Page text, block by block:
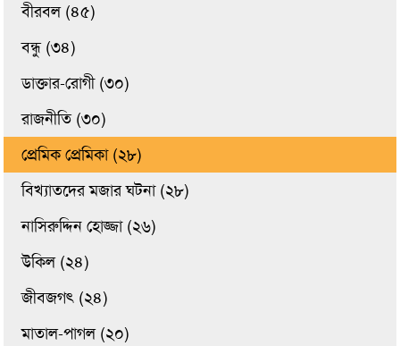
বীরবল (৪৫)
বন্ধু (৩৪)
ডাক্তার-রোগী (৩০)
রাজনীতি (৩০)
প্রেমিক প্রেমিকা (২৮)
বিখ্যাতদের মজার ঘটনা (২৮)
নাসিরুদ্দিন হোজ্জা (২৬)
উকিল (২৪)
জীবজগৎ (২৪)
মাতাল-পাগল (২০)